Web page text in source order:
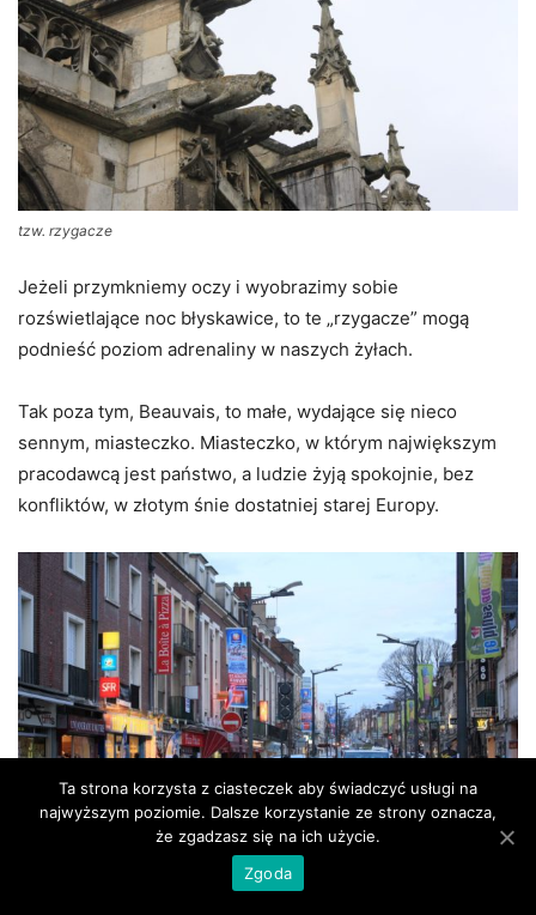
tzw. rzygacze
Jeżeli przymkniemy oczy i wyobrazimy sobie
rozświetlające noc błyskawice, to te „rzygacze” mogą
podnieść poziom adrenaliny w naszych żyłach.
Tak poza tym, Beauvais, to małe, wydające się nieco
sennym, miasteczko. Miasteczko, w którym największym
pracodawcą jest państwo, a ludzie żyją spokojnie, bez
konfliktów, w złotym śnie dostatniej starej Europy.
Ta strona korzysta z ciasteczek aby świadczyć usługi na
najwyższym poziomie. Dalsze korzystanie ze strony oznacza,
że zgadzasz się na ich użycie.
Zgoda